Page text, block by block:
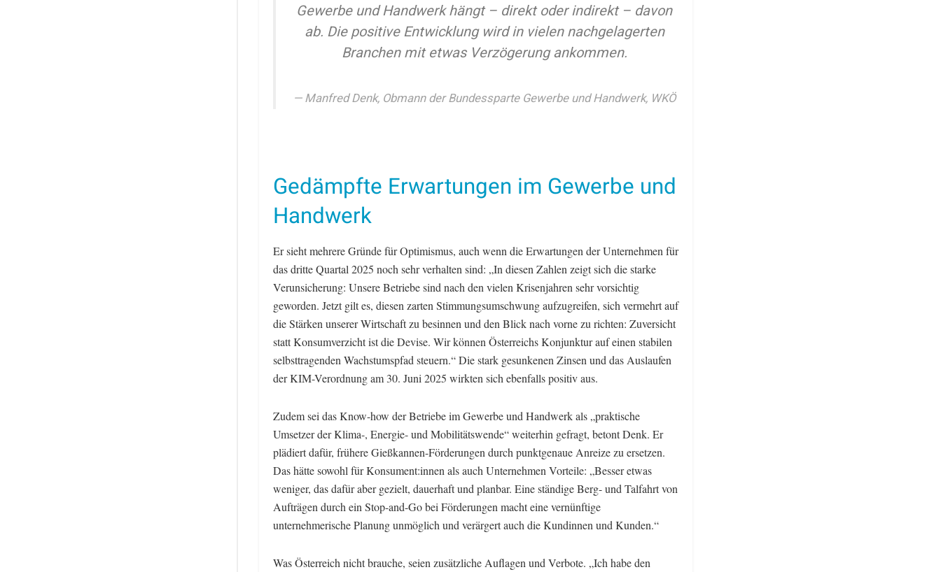
Gewerbe und Handwerk hängt – direkt oder indirekt – davon
ab. Die positive Entwicklung wird in vielen nachgelagerten
Branchen mit etwas Verzögerung ankommen.
Manfred Denk, Obmann der Bundessparte Gewerbe und Handwerk, WKÖ
Gedämpfte Erwartungen im Gewerbe und
Handwerk
Er sieht mehrere Gründe für Optimismus, auch wenn die Erwartungen der Unternehmen für
das dritte Quartal 2025 noch sehr verhalten sind: „In diesen Zahlen zeigt sich die starke
Verunsicherung: Unsere Betriebe sind nach den vielen Krisenjahren sehr vorsichtig
geworden. Jetzt gilt es, diesen zarten Stimmungsumschwung aufzugreifen, sich vermehrt auf
die Stärken unserer Wirtschaft zu besinnen und den Blick nach vorne zu richten: Zuversicht
statt Konsumverzicht ist die Devise. Wir können Österreichs Konjunktur auf einen stabilen
selbsttragenden Wachstumspfad steuern.“ Die stark gesunkenen Zinsen und das Auslaufen
der KIM-Verordnung am 30. Juni 2025 wirkten sich ebenfalls positiv aus.
Zudem sei das Know-how der Betriebe im Gewerbe und Handwerk als „praktische
Umsetzer der Klima-, Energie- und Mobilitätswende“ weiterhin gefragt, betont Denk. Er
plädiert dafür, frühere Gießkannen-Förderungen durch punktgenaue Anreize zu ersetzen.
Das hätte sowohl für Konsument:innen als auch Unternehmen Vorteile: „Besser etwas
weniger, das dafür aber gezielt, dauerhaft und planbar. Eine ständige Berg- und Talfahrt von
Aufträgen durch ein Stop-and-Go bei Förderungen macht eine vernünftige
unternehmerische Planung unmöglich und verärgert auch die Kundinnen und Kunden.“
Was Österreich nicht brauche, seien zusätzliche Auflagen und Verbote. „Ich habe den